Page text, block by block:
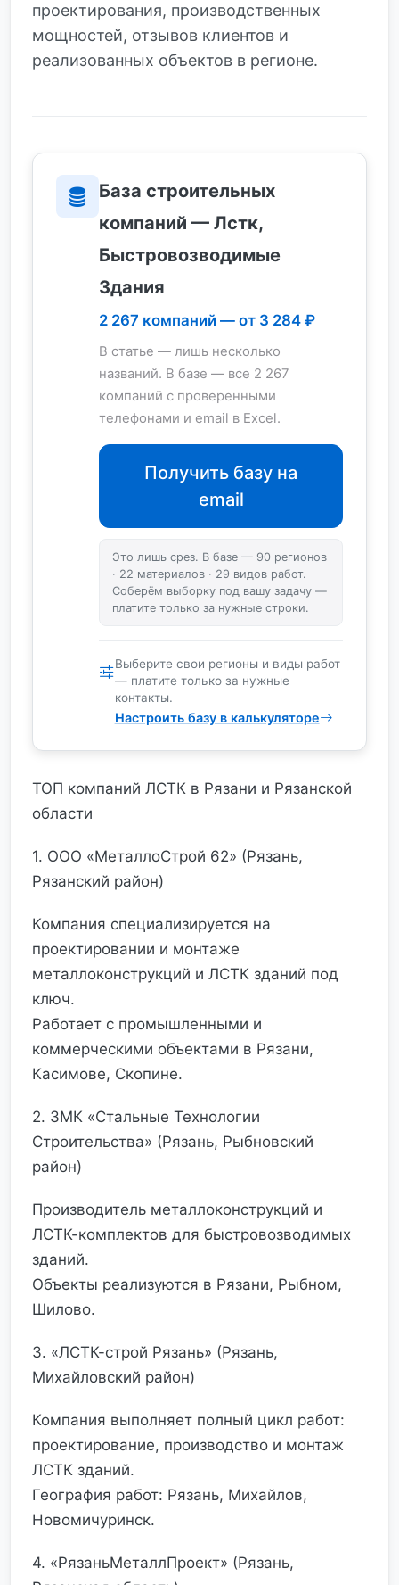
проектирования, производственных
мощностей, отзывов клиентов и
реализованных объектов в регионе.
База строительных
компаний — Лстк,
Быстровозводимые
Здания
2 267 компаний — от 3 284 ₽
В статье — лишь несколько
названий. В базе — все 2 267
компаний с проверенными
телефонами и email в Excel.
Получить базу на
email
Это лишь срез. В базе — 90 регионов
· 22 материалов · 29 видов работ.
Соберём выборку под вашу задачу —
платите только за нужные строки.
Выберите свои регионы и виды работ
— платите только за нужные
контакты.
Настроить базу в калькуляторе
ТОП компаний ЛСТК в Рязани и Рязанской
области
1. ООО «МеталлоСтрой 62» (Рязань,
Рязанский район)
Компания специализируется на
проектировании и монтаже
металлоконструкций и ЛСТК зданий под
ключ.
Работает с промышленными и
коммерческими объектами в Рязани,
Касимове, Скопине.
2. ЗМК «Стальные Технологии
Строительства» (Рязань, Рыбновский
район)
Производитель металлоконструкций и
ЛСТК-комплектов для быстровозводимых
зданий.
Объекты реализуются в Рязани, Рыбном,
Шилово.
3. «ЛСТК-строй Рязань» (Рязань,
Михайловский район)
Компания выполняет полный цикл работ:
проектирование, производство и монтаж
ЛСТК зданий.
География работ: Рязань, Михайлов,
Новомичуринск.
4. «РязаньМеталлПроект» (Рязань,